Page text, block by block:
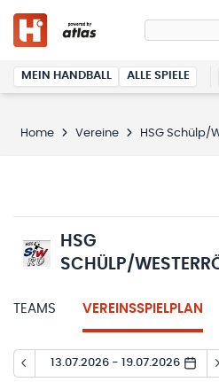
MEIN HANDBALL ALLE SPIELE
Home Vereine HSG Schülp/
HSG
SCHÜLP/
TEAMS VEREINSSPIELPLAN
13.07.2026 - 19.07.2026